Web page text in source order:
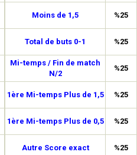
Moins de 1,5 %25
Total de buts 0-1 %25
Mi-temps / Fin de match
N/2
%25
1ère Mi-temps Plus de 1,5 %25
1ère Mi-temps Plus de 0,5 %25
Autre Score exact %25